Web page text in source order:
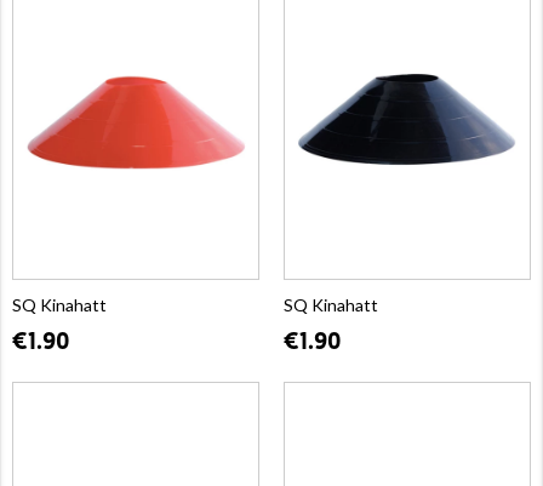
SQ Kinahatt
€1.90
SQ Kinahatt
€1.90